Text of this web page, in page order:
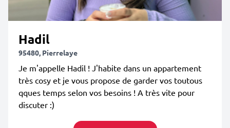
Hadil
95480, Pierrelaye
Je m'appelle Hadil ! J'habite dans un appartement
très cosy et je vous propose de garder vos toutous
qques temps selon vos besoins ! A très vite pour
discuter :)